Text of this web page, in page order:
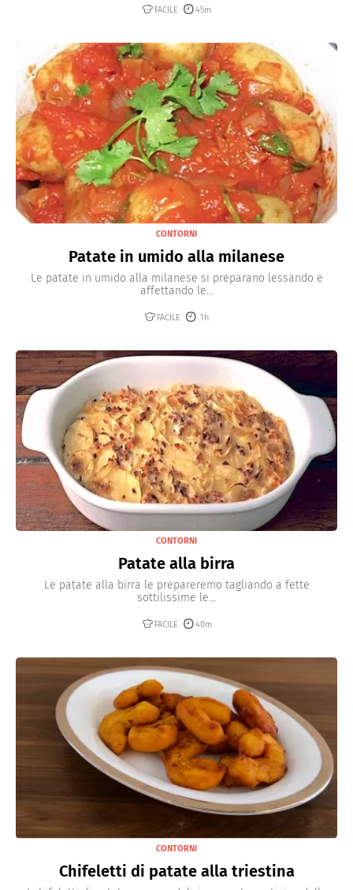
FACILE 45m
CONTORNI
Patate in umido alla milanese
Le patate in umido alla milanese si preparano lessando e
affettando le...
FACILE 1h
CONTORNI
Patate alla birra
Le patate alla birra le prepareremo tagliando a fette
sottilissime le...
FACILE 40m
CONTORNI
Chifeletti di patate alla triestina